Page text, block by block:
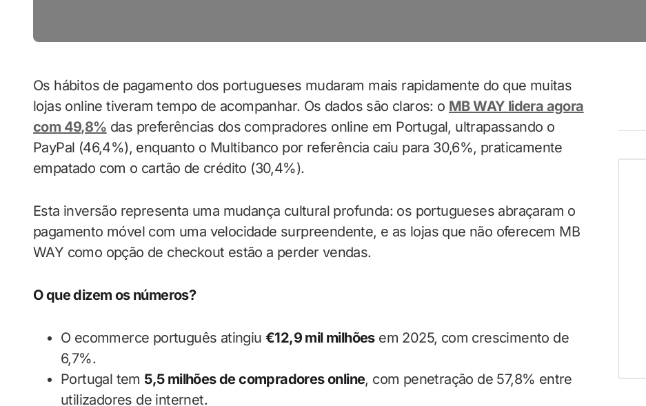
Os hábitos de pagamento dos portugueses mudaram mais rapidamente do que muitas
lojas online tiveram tempo de acompanhar. Os dados são claros: o MB WAY lidera agora
com 49,8% das preferências dos compradores online em Portugal, ultrapassando o
PayPal (46,4%), enquanto o Multibanco por referência caiu para 30,6%, praticamente
empatado com o cartão de crédito (30,4%).
Esta inversão representa uma mudança cultural profunda: os portugueses abraçaram o
pagamento móvel com uma velocidade surpreendente, e as lojas que não oferecem MB
WAY como opção de checkout estão a perder vendas.
O que dizem os números?
O ecommerce português atingiu €12,9 mil milhõesem 2025, com crescimento de
6,7%.
Portugal tem 5,5 milhões de compradores online, com penetração de 57,8% entre
utilizadores de internet.